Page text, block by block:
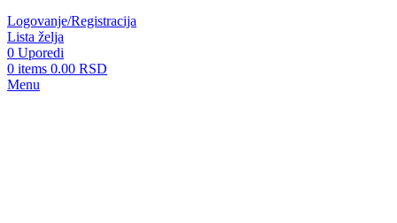
Logovanje/Registracija
Lista želja
0 Uporedi
0 items 0.00 RSD
Menu